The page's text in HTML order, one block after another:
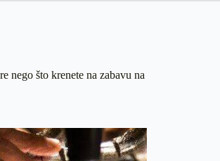
nego što krenete na zabavu na